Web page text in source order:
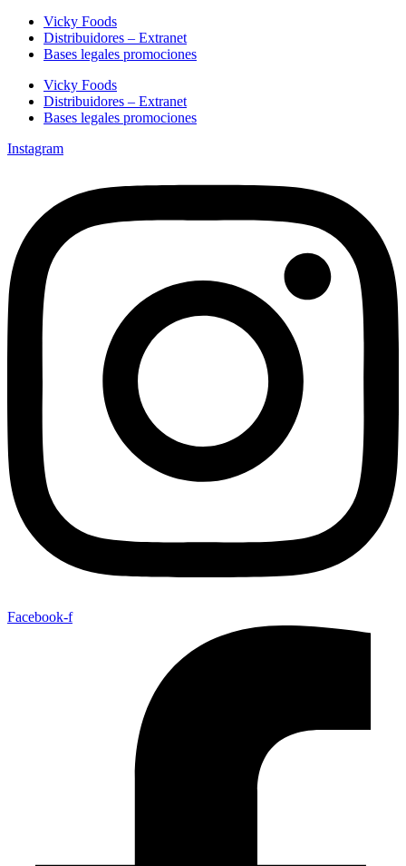
Vicky Foods
Distribuidores – Extranet
Bases legales promociones
Vicky Foods
Distribuidores – Extranet
Bases legales promociones
Instagram
Facebook-f